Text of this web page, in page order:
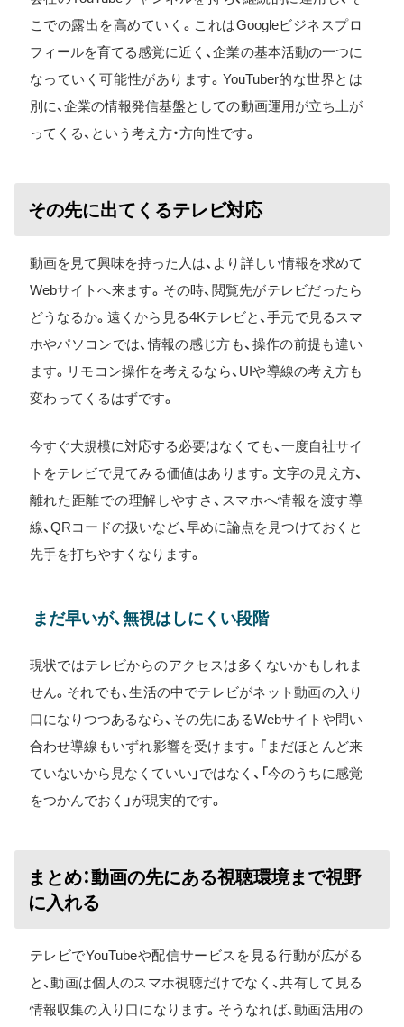
こでの露出を高めていく。これはGoogleビジネスプロ
フィールを育てる感覚に近く、企業の基本活動の一つに
なっていく可能性があります。YouTuber的な世界とは
別に、企業の情報発信基盤としての動画運用が立ち上が
ってくる、という考え方・方向性です。
その先に出てくるテレビ対応
動画を見て興味を持った人は、より詳しい情報を求めて
Webサイトへ来ます。その時、閲覧先がテレビだったら
どうなるか。遠くから見る4Kテレビと、手元で見るスマ
ホやパソコンでは、情報の感じ方も、操作の前提も違い
ます。リモコン操作を考えるなら、UIや導線の考え方も
変わってくるはずです。
今すぐ大規模に対応する必要はなくても、一度自社サイ
トをテレビで見てみる価値はあります。文字の見え方、
離れた距離での理解しやすさ、スマホへ情報を渡す導
線、QRコードの扱いなど、早めに論点を見つけておくと
先手を打ちやすくなります。
まだ早いが、無視はしにくい段階
現状ではテレビからのアクセスは多くないかもしれま
せん。それでも、生活の中でテレビがネット動画の入り
口になりつつあるなら、その先にあるWebサイトや問い
合わせ導線もいずれ影響を受けます。「まだほとんど来
ていないから見なくていい」ではなく、「今のうちに感覚
をつかんでおく」が現実的です。
まとめ：動画の先にある視聴環境まで視野
に入れる
テレビでYouTubeや配信サービスを見る行動が広がる
と、動画は個人のスマホ視聴だけでなく、共有して見る
情報収集の入り口になります。そうなれば、動画活用の